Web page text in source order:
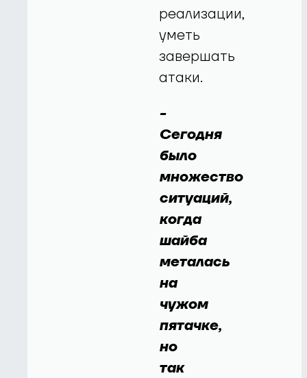
реализации,
уметь
завершать
атаки.
-
Сегодня
было
множество
ситуаций,
когда
шайба
металась
на
чужом
пятачке,
но
так